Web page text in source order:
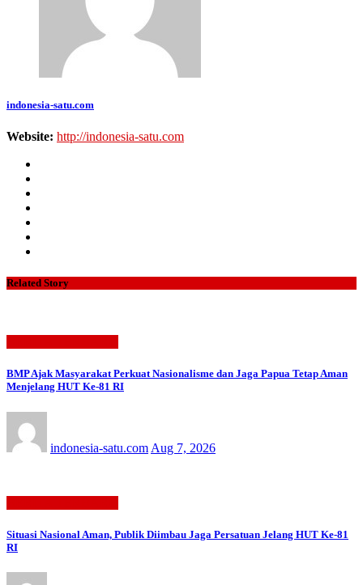
indonesia-satu.com
Website: http://indonesia-satu.com
Related Story
BMP Ajak Masyarakat Perkuat Nasionalisme dan Jaga Papua Tetap Aman
Menjelang HUT Ke-81 RI
indonesia-satu.com Aug 7, 2026
Situasi Nasional Aman, Publik Diimbau Jaga Persatuan Jelang HUT Ke-81
RI